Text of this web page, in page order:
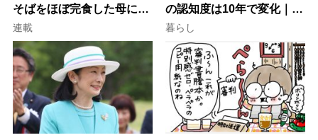
そばをほぼ完食した母に息
子が血の気が引いた理由
連載
の認知度は10年で変化｜流
行語大賞にノミネート、法
律にも明記されたが果たし
て現在は？
暮らし